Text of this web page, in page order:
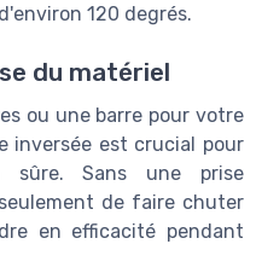
120 degrés.
du matériel
ou une barre pour votre
inversée est crucial pour
sûre. Sans une prise
de faire chuter
en efficacité pendant